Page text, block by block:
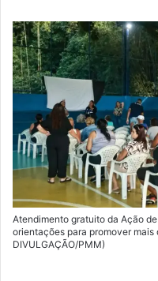
Atendimento gratuito da Ação
orientações para promover mais
DIVULGAÇÃO/PMM)